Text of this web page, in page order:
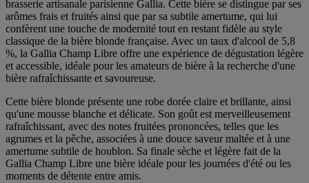
brasserie artisanale parisienne Gallia. Cette bière se distingue par ses
arômes frais et fruités ainsi que par sa subtile amertume, qui lui
confèrent une touche de modernité tout en restant fidèle au style
classique de la bière blonde française. Avec un taux d'alcool de 5,8
%, la Gallia Champ Libre offre une expérience de dégustation légère
et accessible, idéale pour les amateurs de bière à la recherche d'une
bière rafraîchissante et savoureuse.
Cette bière blonde présente une robe dorée claire et brillante, ainsi
qu'une mousse blanche et délicate. Son goût est merveilleusement
rafraîchissant, avec des notes fruitées prononcées, telles que les
agrumes et la pêche, associées à une douce saveur maltée et à une
amertume subtile de houblon. Sa finale sèche et légère fait de la
Gallia Champ Libre une bière idéale pour les journées d'été ou les
moments de détente entre amis.